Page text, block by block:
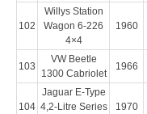
102
Willys Station
Wagon 6-226
4×4
1960
103
VW Beetle
1300 Cabriolet
1966
104
Jaguar E-Type
4,2-Litre Series
1970